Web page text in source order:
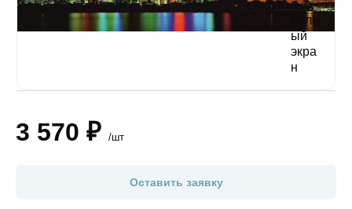
3 570 ₽ /шт
Оставить заявку